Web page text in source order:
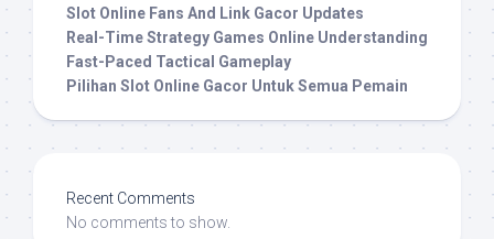
Slot Online Fans And Link Gacor Updates
Real-Time Strategy Games Online Understanding
Fast-Paced Tactical Gameplay
Pilihan Slot Online Gacor Untuk Semua Pemain
Recent Comments
No comments to show.